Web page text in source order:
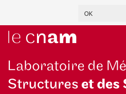
principal
Laboratoire de
Structures et des